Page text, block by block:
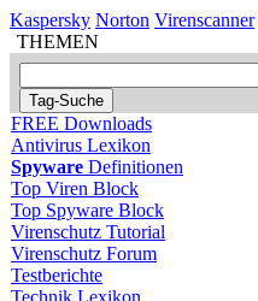
Kaspersky Norton Virenscanner
THEMEN
FREE Downloads
Antivirus Lexikon
Spyware Definitionen
Top Viren Block
Top Spyware Block
Virenschutz Tutorial
Virenschutz Forum
Testberichte
Technik Lexikon